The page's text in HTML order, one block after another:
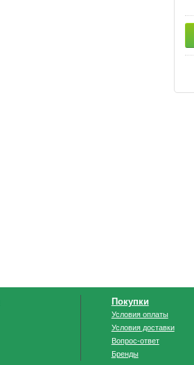
Покупки
Условия оплаты
Условия доставки
Вопрос-ответ
Бренды